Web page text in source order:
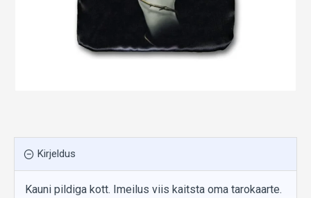
Kirjeldus
Kauni pildiga kott. Imeilus viis kaitsta oma tarokaarte.